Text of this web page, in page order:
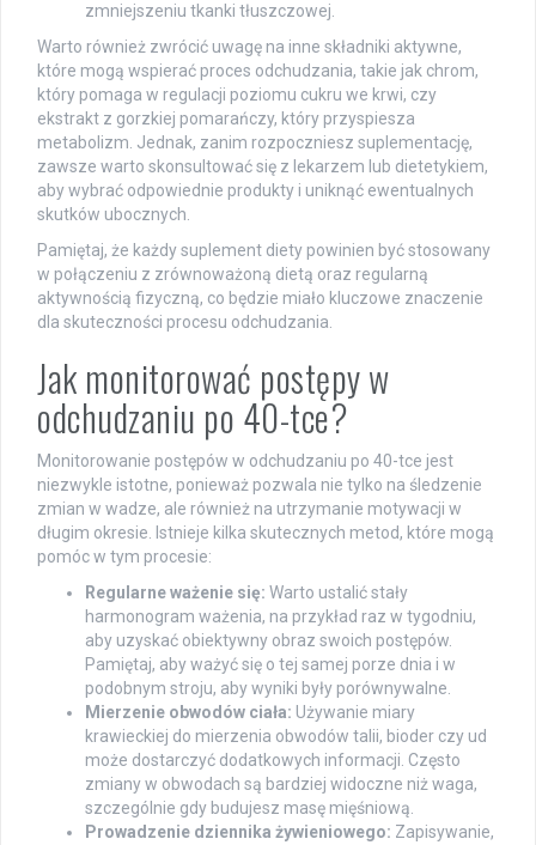
zmniejszeniu tkanki tłuszczowej.
Warto również zwrócić uwagę na inne składniki aktywne,
które mogą wspierać proces odchudzania, takie jak chrom,
który pomaga w regulacji poziomu cukru we krwi, czy
ekstrakt z gorzkiej pomarańczy, który przyspiesza
metabolizm. Jednak, zanim rozpoczniesz suplementację,
zawsze warto skonsultować się z lekarzem lub dietetykiem,
aby wybrać odpowiednie produkty i uniknąć ewentualnych
skutków ubocznych.
Pamiętaj, że każdy suplement diety powinien być stosowany
w połączeniu z zrównoważoną dietą oraz regularną
aktywnością fizyczną, co będzie miało kluczowe znaczenie
dla skuteczności procesu odchudzania.
Jak monitorować postępy w
odchudzaniu po 40-tce?
Monitorowanie postępów w odchudzaniu po 40-tce jest
niezwykle istotne, ponieważ pozwala nie tylko na śledzenie
zmian w wadze, ale również na utrzymanie motywacji w
długim okresie. Istnieje kilka skutecznych metod, które mogą
pomóc w tym procesie:
Regularne ważenie się: Warto ustalić stały
harmonogram ważenia, na przykład raz w tygodniu,
aby uzyskać obiektywny obraz swoich postępów.
Pamiętaj, aby ważyć się o tej samej porze dnia i w
podobnym stroju, aby wyniki były porównywalne.
Mierzenie obwodów ciała: Używanie miary
krawieckiej do mierzenia obwodów talii, bioder czy ud
może dostarczyć dodatkowych informacji. Często
zmiany w obwodach są bardziej widoczne niż waga,
szczególnie gdy budujesz masę mięśniową.
Prowadzenie dziennika żywieniowego: Zapisywanie,